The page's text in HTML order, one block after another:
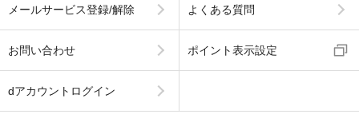
メールサービス登録/解除 よくある質問
お問い合わせ ポイント表示設定
dアカウントログイン